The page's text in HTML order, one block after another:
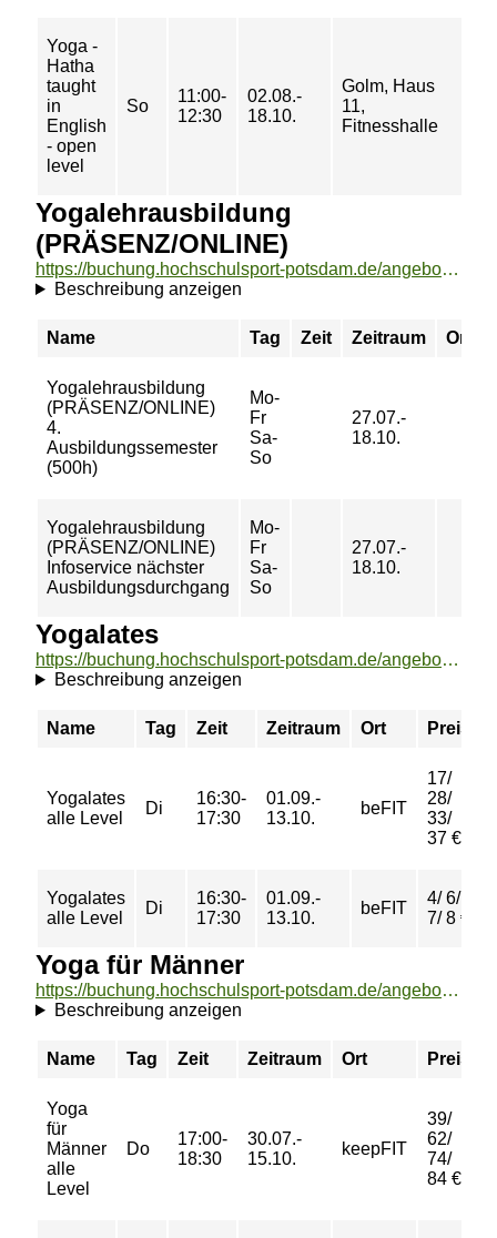
Yoga -
Hatha
taught
in
English
- open
level
So
11:00-
12:30
02.08.-
18.10.
Golm, Haus
11,
Fitnesshalle
Yogalehrausbildung
(PRÄSENZ/ONLINE)
https://buchung.hochschulsport-potsdam.de/angebote/aktueller_zeitraum/_Yogalehrausbildung__PRAeSENZ_ONLINE_.html
Beschreibung anzeigen
Name Tag Zeit Zeitraum Ort
Yogalehrausbildung
(PRÄSENZ/ONLINE)
4.
Ausbildungssemester
(500h)
Mo-
Fr
Sa-
So
27.07.-
18.10.
Yogalehrausbildung
(PRÄSENZ/ONLINE)
Infoservice nächster
Ausbildungsdurchgang
Mo-
Fr
Sa-
So
27.07.-
18.10.
Yogalates
https://buchung.hochschulsport-potsdam.de/angebote/aktueller_zeitraum/_Yogalates.html
Beschreibung anzeigen
Name Tag Zeit Zeitraum Ort Preis
Yogalates
alle Level
Di
16:30-
17:30
01.09.-
13.10.
beFIT
17/
28/
33/
37 €
Yogalates
alle Level
Di
16:30-
17:30
01.09.-
13.10.
beFIT
4/ 6/
7/ 8 €
Yoga für Männer
https://buchung.hochschulsport-potsdam.de/angebote/aktueller_zeitraum/_Yoga_fuer_Maenner.html
Beschreibung anzeigen
Name Tag Zeit Zeitraum Ort Preis
Yoga
für
Männer
alle
Level
Do
17:00-
18:30
30.07.-
15.10.
keepFIT
39/
62/
74/
84 €